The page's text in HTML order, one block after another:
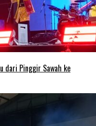
dari Pinggir Sawah ke